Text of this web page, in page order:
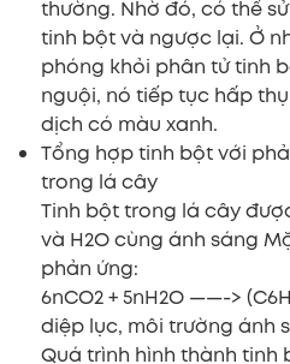
thường. Nhờ đó, có thể
tinh bột và ngược lại. Ở
phóng khỏi phân tử tinh
nguội, nó tiếp tục hấp
dịch có màu xanh.
Tổng hợp tinh bột với
trong lá cây
Tinh bột trong lá cây
và H2O cùng ánh sáng
phản ứng:
6nCO2 + 5nH2O ——->
diệp lục, môi trường ánh
Quá trình hình thành